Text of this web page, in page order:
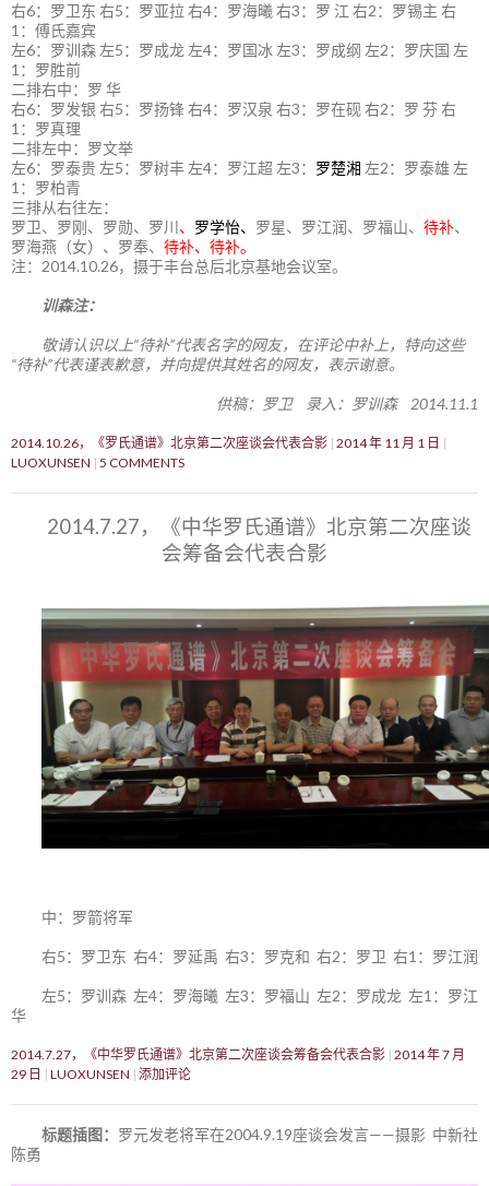
右6：罗卫东 右5：罗亚拉 右4：罗海曦 右3：罗 江 右2：罗锡主 右
1：傅氏嘉宾
左6：罗训森 左5：罗成龙 左4：罗国冰 左3：罗成纲 左2：罗庆国 左
1：罗胜前
二排右中：罗 华
右6：罗发银 右5：罗扬锋 右4：罗汉泉 右3：罗在砚 右2：罗 芬 右
1：罗真理
二排左中：罗文举
左6：罗泰贵 左5：罗树丰 左4：罗江超 左3： 罗楚湘 左2：罗泰雄 左
1：罗柏青
三排从右往左：
罗卫、罗刚、罗勋、罗川 、 罗学怡、 罗星、罗江润、罗福山、 待补、
罗海燕（女）、罗奉、 待补、待补。
注：2014.10.26，摄于丰台总后北京基地会议室。
训森注：
敬请认识以上“待补”代表名字的网友，在评论中补上，特向这些
“待补”代表谨表歉意，并向提供其姓名的网友，表示谢意。
供稿：罗卫 录入：罗训森 2014.11.1
2014.10.26，《罗氏通谱》北京第二次座谈会代表合影 2014 年 11 月 1 日
LUOXUNSEN 5 COMMENTS
2014.7.27，《中华罗氏通谱》北京第二次座谈
会筹备会代表合影
中：罗箭将军
右5：罗卫东 右4：罗延禹 右3：罗克和 右2：罗卫 右1：罗江润
左5：罗训森 左4：罗海曦 左3：罗福山 左2：罗成龙 左1：罗江
华
2014.7.27，《中华罗氏通谱》北京第二次座谈会筹备会代表合影 2014 年 7 月
29 日
LUOXUNSEN 添加评论
标题插图： 罗元发老将军在2004.9.19座谈会发言——摄影 中新社
陈勇